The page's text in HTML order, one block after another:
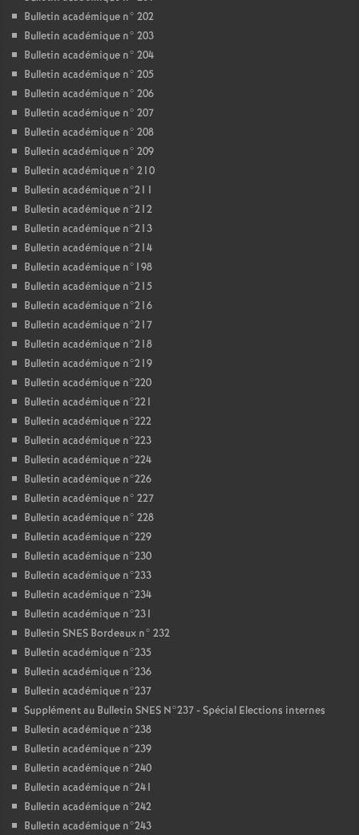
Bulletin académique n° 202
Bulletin académique n° 203
Bulletin académique n° 204
Bulletin académique n° 205
Bulletin académique n° 206
Bulletin académique n° 207
Bulletin académique n° 208
Bulletin académique n° 209
Bulletin académique n° 210
Bulletin académique n°211
Bulletin académique n°212
Bulletin académique n°213
Bulletin académique n°214
Bulletin académique n°198
Bulletin académique n°215
Bulletin académique n°216
Bulletin académique n°217
Bulletin académique n°218
Bulletin académique n°219
Bulletin académique n°220
Bulletin académique n°221
Bulletin académique n°222
Bulletin académique n°223
Bulletin académique n°224
Bulletin académique n°226
Bulletin académique n° 227
Bulletin académique n° 228
Bulletin académique n°229
Bulletin académique n°230
Bulletin académique n°233
Bulletin académique n°234
Bulletin académique n°231
Bulletin SNES Bordeaux n° 232
Bulletin académique n°235
Bulletin académique n°236
Bulletin académique n°237
Supplément au Bulletin SNES N°237 - Spécial Elections internes
Bulletin académique n°238
Bulletin académique n°239
Bulletin académique n°240
Bulletin académique n°241
Bulletin académique n°242
Bulletin académique n°243